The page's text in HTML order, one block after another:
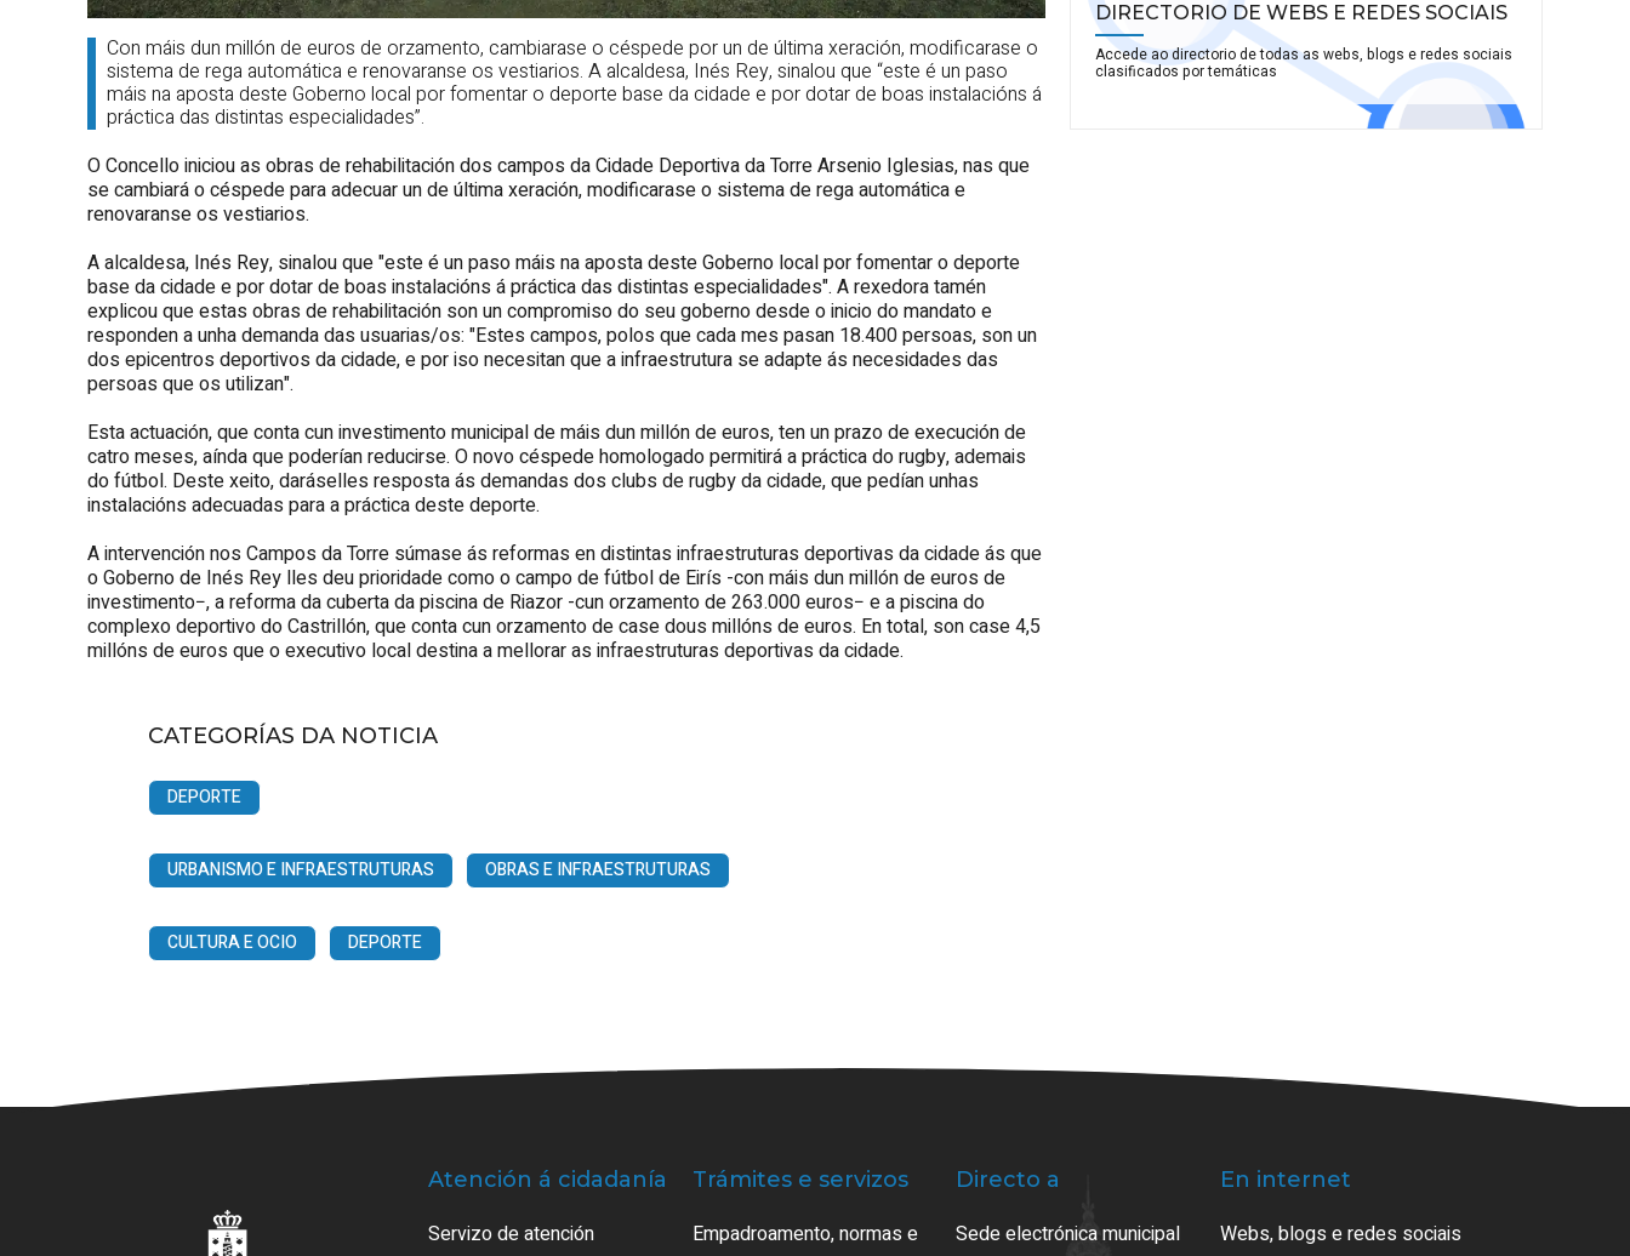
Con máis dun millón de euros de orzamento, cambiarase o céspede por un de última xeración, modificarase o
sistema de rega automática e renovaranse os vestiarios. A alcaldesa, Inés Rey, sinalou que “este é un paso
máis na aposta deste Goberno local por fomentar o deporte base da cidade e por dotar de boas instalacións á
práctica das distintas especialidades”.
O Concello iniciou as obras de rehabilitación dos campos da Cidade Deportiva da Torre Arsenio Iglesias, nas que
se cambiará o céspede para adecuar un de última xeración, modificarase o sistema de rega automática e
renovaranse os vestiarios.
A alcaldesa, Inés Rey, sinalou que "este é un paso máis na aposta deste Goberno local por fomentar o deporte
base da cidade e por dotar de boas instalacións á práctica das distintas especialidades". A rexedora tamén
explicou que estas obras de rehabilitación son un compromiso do seu goberno desde o inicio do mandato e
responden a unha demanda das usuarias/os: "Estes campos, polos que cada mes pasan 18.400 persoas, son un
dos epicentros deportivos da cidade, e por iso necesitan que a infraestrutura se adapte ás necesidades das
persoas que os utilizan".
Esta actuación, que conta cun investimento municipal de máis dun millón de euros, ten un prazo de execución de
catro meses, aínda que poderían reducirse. O novo céspede homologado permitirá a práctica do rugby, ademais
do fútbol. Deste xeito, daráselles resposta ás demandas dos clubs de rugby da cidade, que pedían unhas
instalacións adecuadas para a práctica deste deporte.
A intervención nos Campos da Torre súmase ás reformas en distintas infraestruturas deportivas da cidade ás que
o Goberno de Inés Rey lles deu prioridade como o campo de fútbol de Eirís -con máis dun millón de euros de
investimento−, a reforma da cuberta da piscina de Riazor -cun orzamento de 263.000 euros− e a piscina do
complexo deportivo do Castrillón, que conta cun orzamento de case dous millóns de euros. En total, son case 4,5
millóns de euros que o executivo local destina a mellorar as infraestruturas deportivas da cidade.
CATEGORÍAS DA NOTICIA
DEPORTE
URBANISMO E INFRAESTRUTURAS OBRAS E INFRAESTRUTURAS
CULTURA E OCIO DEPORTE
DIRECTORIO DE WEBS E REDES SOCIAIS
Accede ao directorio de todas as webs, blogs e redes sociais
clasificados por temáticas
Atención á cidadanía
Servizo de atención
Trámites e servizos
Empadroamento, normas e
Directo a
Sede electrónica municipal
En internet
Webs, blogs e redes sociais